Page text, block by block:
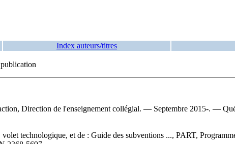
Index auteurs/titres
Direction de l'enseignement collégial. — Septembre 2015-. —
technologique, et de : Guide des subventions ..., PART,